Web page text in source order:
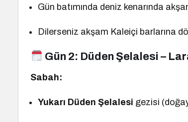
Gün batımında deniz kenarında
Dilerseniz akşam Kaleiçi barlarına
Gün 2: Düden Şelalesi –
Sabah:
Yukarı Düden Şelalesi gezisi